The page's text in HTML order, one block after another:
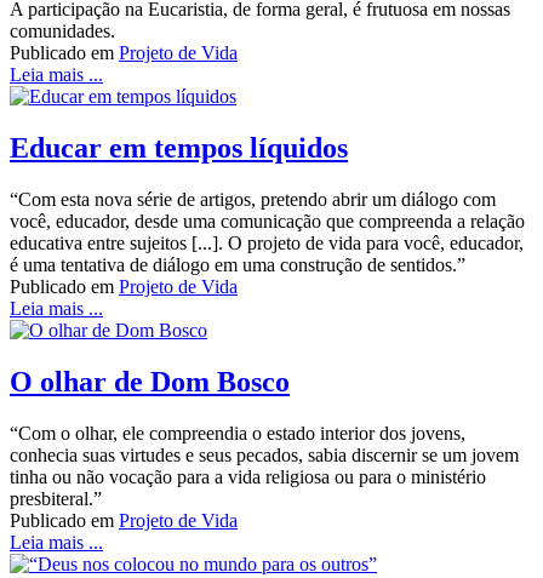
A participação na Eucaristia, de forma geral, é frutuosa em nossas
comunidades.
Publicado em Projeto de Vida
Leia mais ...
Educar em tempos líquidos
“Com esta nova série de artigos, pretendo abrir um diálogo com
você, educador, desde uma comunicação que compreenda a relação
educativa entre sujeitos [...]. O projeto de vida para você, educador,
é uma tentativa de diálogo em uma construção de sentidos.”
Publicado em Projeto de Vida
Leia mais ...
O olhar de Dom Bosco
“Com o olhar, ele compreendia o estado interior dos jovens,
conhecia suas virtudes e seus pecados, sabia discernir se um jovem
tinha ou não vocação para a vida religiosa ou para o ministério
presbiteral.”
Publicado em Projeto de Vida
Leia mais ...